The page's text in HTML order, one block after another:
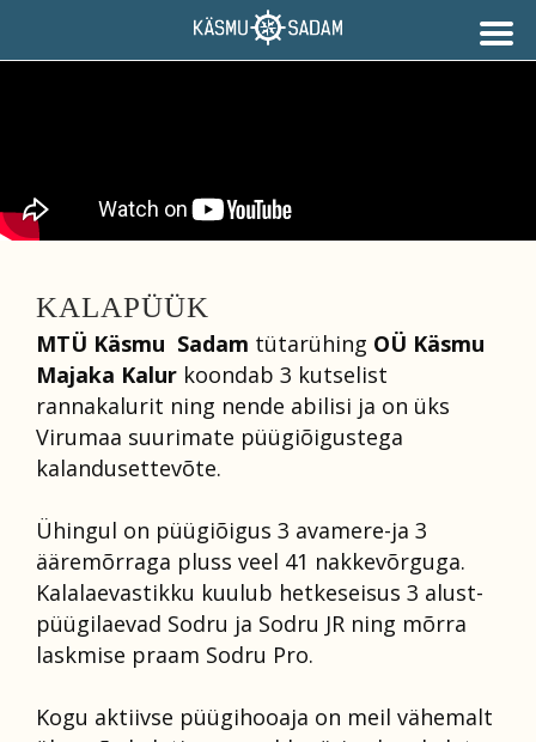
KALAPÜÜK
MTÜ Käsmu Sadam tütarühing OÜ Käsmu
Majaka Kalur koondab 3 kutselist
rannakalurit ning nende abilisi ja on üks
Virumaa suurimate püügiõigustega
kalandusettevõte.
Ühingul on püügiõigus 3 avamere-ja 3
ääremõrraga pluss veel 41 nakkevõrguga.
Kalalaevastikku kuulub hetkeseisus 3 alust-
püügilaevad Sodru ja Sodru JR ning mõrra
laskmise praam Sodru Pro.
Kogu aktiivse püügihooaja on meil vähemalt